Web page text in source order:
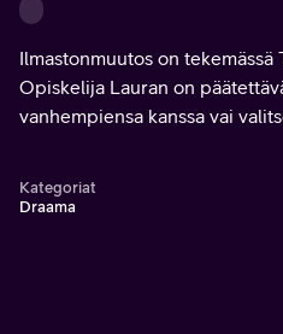
Ilmastonmuutos on tekemässä
Opiskelija Lauran on
vanhempiensa kanssa vai
Kategoriat
Draama